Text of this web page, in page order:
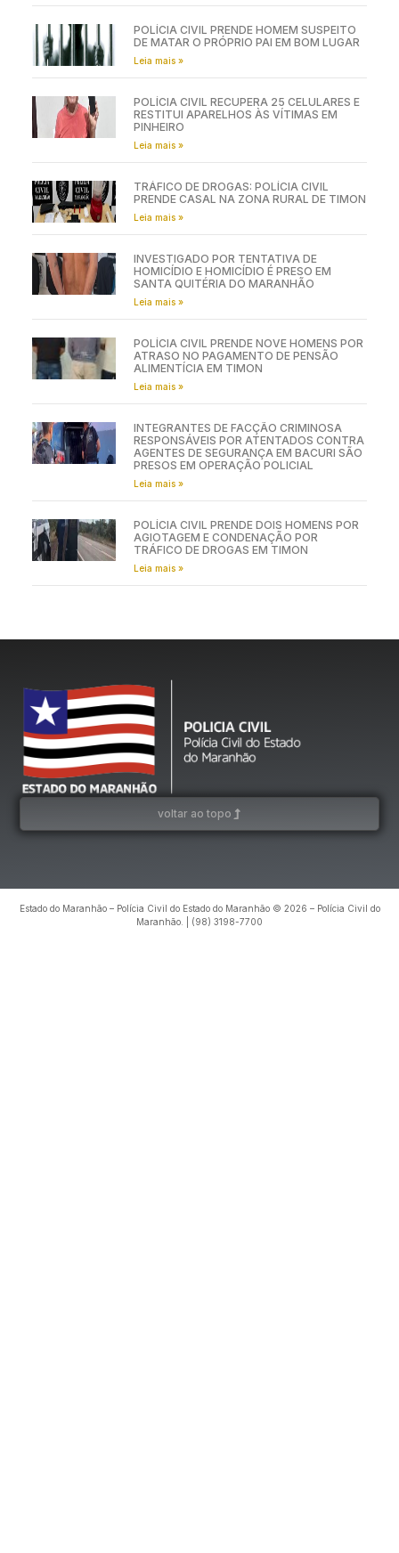
POLÍCIA CIVIL PRENDE HOMEM SUSPEITO
DE MATAR O PRÓPRIO PAI EM BOM LUGAR
Leia mais »
POLÍCIA CIVIL RECUPERA 25 CELULARES E
RESTITUI APARELHOS ÀS VÍTIMAS EM
PINHEIRO
Leia mais »
TRÁFICO DE DROGAS: POLÍCIA CIVIL
PRENDE CASAL NA ZONA RURAL DE TIMON
Leia mais »
INVESTIGADO POR TENTATIVA DE
HOMICÍDIO E HOMICÍDIO É PRESO EM
SANTA QUITÉRIA DO MARANHÃO
Leia mais »
POLÍCIA CIVIL PRENDE NOVE HOMENS POR
ATRASO NO PAGAMENTO DE PENSÃO
ALIMENTÍCIA EM TIMON
Leia mais »
INTEGRANTES DE FACÇÃO CRIMINOSA
RESPONSÁVEIS POR ATENTADOS CONTRA
AGENTES DE SEGURANÇA EM BACURI SÃO
PRESOS EM OPERAÇÃO POLICIAL
Leia mais »
POLÍCIA CIVIL PRENDE DOIS HOMENS POR
AGIOTAGEM E CONDENAÇÃO POR
TRÁFICO DE DROGAS EM TIMON
Leia mais »
voltar ao topo
Estado do Maranhão – Polícia Civil do Estado do Maranhão © 2026 – Polícia Civil do
Maranhão. | (98) 3198-7700